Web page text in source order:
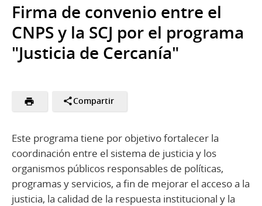
Firma de convenio entre el
CNPS y la SCJ por el programa
"Justicia de Cercanía"
Compartir
Este programa tiene por objetivo fortalecer la
coordinación entre el sistema de justicia y los
organismos públicos responsables de políticas,
programas y servicios, a fin de mejorar el acceso a la
justicia, la calidad de la respuesta institucional y la